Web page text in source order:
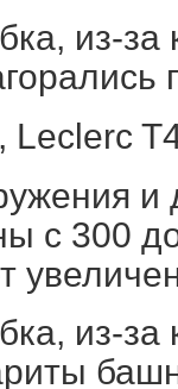
из-за
Leclerc
с 300
из-за